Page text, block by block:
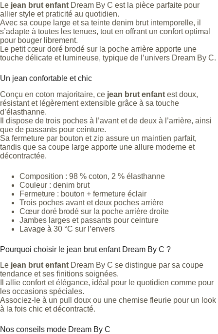
Le jean brut enfant Dream By C est la pièce parfaite pour
allier style et praticité au quotidien.
Avec sa coupe large et sa teinte denim brut intemporelle, il
s’adapte à toutes les tenues, tout en offrant un confort optimal
pour bouger librement.
Le petit cœur doré brodé sur la poche arrière apporte une
touche délicate et lumineuse, typique de l’univers Dream By C.
Un jean confortable et chic
Conçu en coton majoritaire, ce jean brut enfant est doux,
résistant et légèrement extensible grâce à sa touche
d’élasthanne.
Il dispose de trois poches à l’avant et de deux à l’arrière, ainsi
que de passants pour ceinture.
Sa fermeture par bouton et zip assure un maintien parfait,
tandis que sa coupe large apporte une allure moderne et
décontractée.
Composition : 98 % coton, 2 % élasthanne
Couleur : denim brut
Fermeture : bouton + fermeture éclair
Trois poches avant et deux poches arrière
Cœur doré brodé sur la poche arrière droite
Jambes larges et passants pour ceinture
Lavage à 30 °C sur l’envers
Pourquoi choisir le jean brut enfant Dream By C ?
Le jean brut enfant Dream By C se distingue par sa coupe
tendance et ses finitions soignées.
Il allie confort et élégance, idéal pour le quotidien comme pour
les occasions spéciales.
Associez-le à un pull doux ou une chemise fleurie pour un look
à la fois chic et décontracté.
Nos conseils mode Dream By C